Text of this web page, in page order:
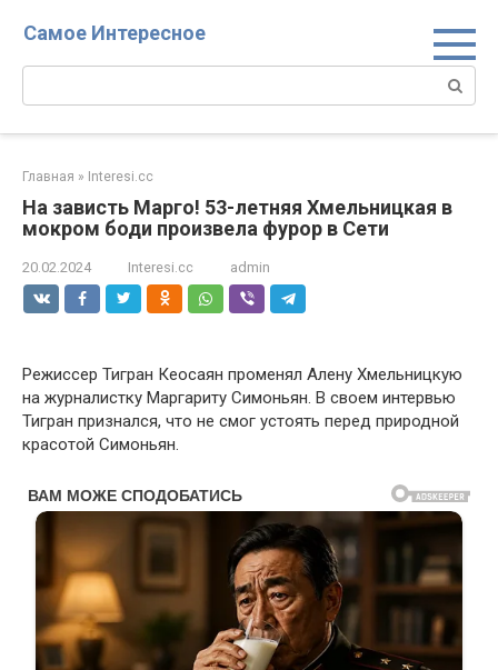
Самое Интересное
Поиск:
Главная » Interesi.cc
На зависть Марго! 53-летняя Хмельницкая в
мокром боди произвела фурор в Сети
20.02.2024 Interesi.cc admin
Режиссер Тигран Кеосаян променял Алену Хмельницкую
на журналистку Маргариту Симоньян. В своем интервью
Тигран признался, что не смог устоять перед природной
красотой Симоньян.